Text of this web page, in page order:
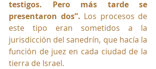
testigos. Pero más tarde se
presentaron dos”. Los procesos de
este tipo eran sometidos a la
jurisdicción del sanedrín, que hacía la
función de juez en cada ciudad de la
tierra de Israel.